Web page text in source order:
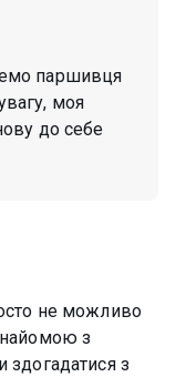
паршивця
моя
до себе
не можливо
з
здогадатися з